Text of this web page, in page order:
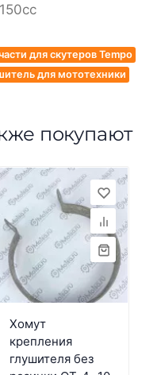
для скутеров Tempo
для мототехники
покупают
Хомут
крепления
глушителя без